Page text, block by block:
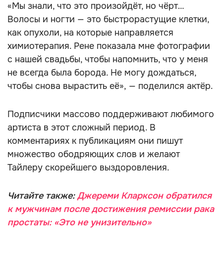
«Мы знали, что это произойдёт, но чёрт…
Волосы и ногти — это быстрорастущие клетки,
как опухоли, на которые направляется
химиотерапия. Рене показала мне фотографии
с нашей свадьбы, чтобы напомнить, что у меня
не всегда была борода. Не могу дождаться,
чтобы снова вырастить её», — поделился актёр.
Подписчики массово поддерживают любимого
артиста в этот сложный период. В
комментариях к публикациям они пишут
множество ободряющих слов и желают
Тайлеру скорейшего выздоровления.
Читайте также:Джереми Кларксон обратился
к мужчинам после достижения ремиссии рака
простаты: «Это не унизительно»